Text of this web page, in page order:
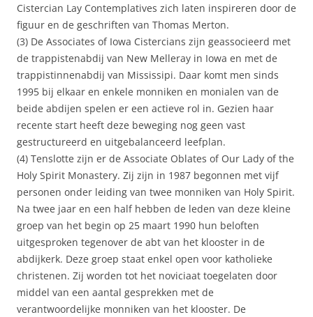
Cistercian Lay Contemplatives zich laten inspireren door de
figuur en de geschriften van Thomas Merton.
(3) De Associates of Iowa Cistercians zijn geassocieerd met
de trappistenabdij van New Melleray in Iowa en met de
trappistinnenabdij van Mississipi. Daar komt men sinds
1995 bij elkaar en enkele monniken en monialen van de
beide abdijen spelen er een actieve rol in. Gezien haar
recente start heeft deze beweging nog geen vast
gestructureerd en uitgebalanceerd leefplan.
(4) Tenslotte zijn er de Associate Oblates of Our Lady of the
Holy Spirit Monastery. Zij zijn in 1987 begonnen met vijf
personen onder leiding van twee monniken van Holy Spirit.
Na twee jaar en een half hebben de leden van deze kleine
groep van het begin op 25 maart 1990 hun beloften
uitgesproken tegenover de abt van het klooster in de
abdijkerk. Deze groep staat enkel open voor katholieke
christenen. Zij worden tot het noviciaat toegelaten door
middel van een aantal gesprekken met de
verantwoordelijke monniken van het klooster. De